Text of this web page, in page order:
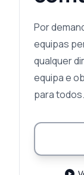
Por
equipas
qualquer
equipa e
para todos.